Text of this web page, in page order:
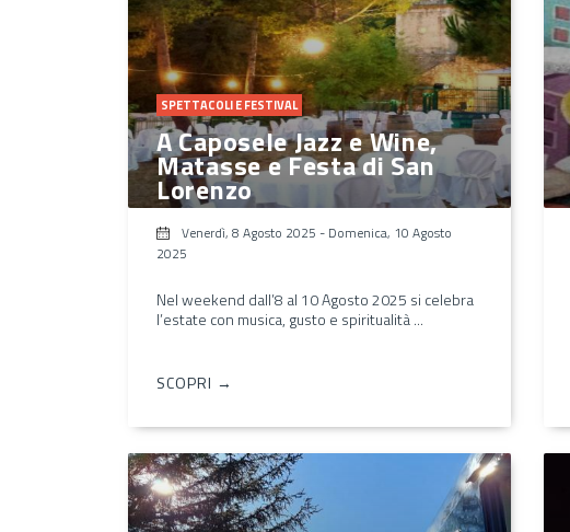
SPETTACOLI E FESTIVAL
A Caposele Jazz e Wine,
Matasse e Festa di San
Lorenzo
Venerdì, 8 Agosto 2025 - Domenica, 10 Agosto
2025
Nel weekend dall’8 al 10 Agosto 2025 si celebra
l’estate con musica, gusto e spiritualità ...
SCOPRI →